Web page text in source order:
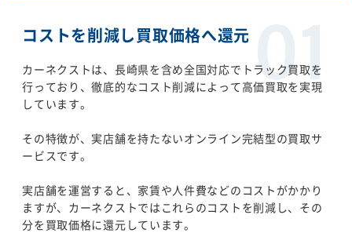
コストを削減し買取価格へ還元
カーネクストは、長崎県を含め全国対応でトラック買取を
行っており、徹底的なコスト削減によって高価買取を実現
しています。
その特徴が、実店舗を持たないオンライン完結型の買取サ
ービスです。
実店舗を運営すると、家賃や人件費などのコストがかかり
ますが、カーネクストではこれらのコストを削減し、その
分を買取価格に還元しています。